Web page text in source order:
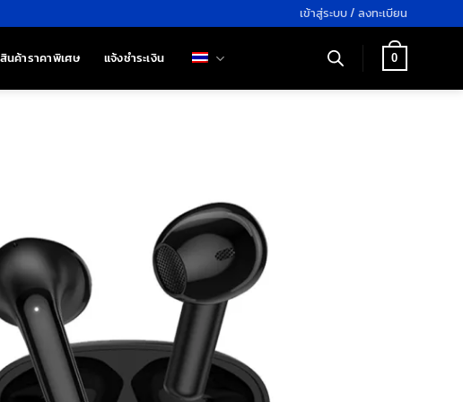
เข้าสู่ระบบ / ลงทะเบียน
สินค้าราคาพิเศษ แจ้งชำระเงิน 0